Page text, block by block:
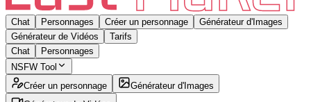
Chat Personnages Créer un personnage
Générateur d'Images
Générateur de Vidéos
Tarifs
Chat
Personnages
NSFW Tool
Créer un personnage
Générateur d'Images